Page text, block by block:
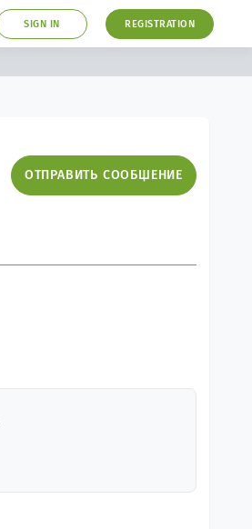
SIGN IN REGISTRATION
ОТПРАВИТЬ СООБЩЕНИЕ